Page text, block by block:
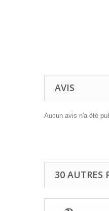
AVIS
Aucun avis n'a été
30 AUTRES